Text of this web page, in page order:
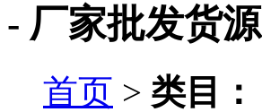
- 厂家批发货源
首页 > 类目：